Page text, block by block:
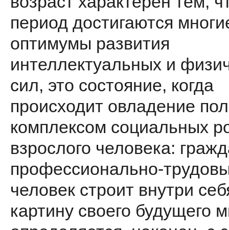
период достигаются
оптимумы развития
интеллектуальных и
сил, это состояние, когда
происходит овладение
комплексом социальных
взрослого человека:
профессионально-
человек строит внутри
картину своего будущего